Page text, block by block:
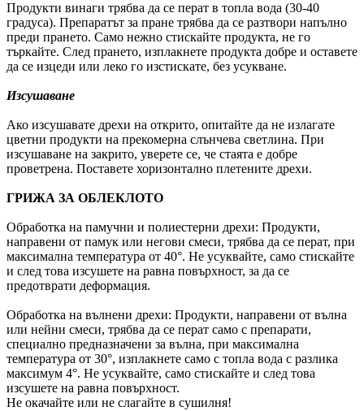
Продукти винаги трябва да се перат в топла вода (30-40
градуса). Препаратът за пране трябва да се разтвори напълно
преди прането. Само нежно стискайте продукта, не го
търкайте. След прането, изплакнете продукта добре и оставете
да се изцеди или леко го изстискате, без усукване.
Изсушаване
Ако изсушавате дрехи на открито, опитайте да не излагате
цветни продукти на прекомерна слънчева светлина. При
изсушаване на закрито, уверете се, че стаята е добре
проветрена. Поставете хоризонтално плетените дрехи.
ГРИЖА ЗА ОБЛЕКЛОТО
Обработка на памучни и полиестерни дрехи: Продукти,
направени от памук или негови смеси, трябва да се перат, при
максимална температура от 40°. Не усуквайте, само стискайте
и след това изсушете на равна повърхност, за да се
предотврати деформация.
Обработка на вълнени дрехи: Продукти, направени от вълна
или нейни смеси, трябва да се перат само с препарати,
специално предназначени за вълна, при максимална
температура от 30°, изплакнете само с топла вода с разлика
максимум 4°. Не усуквайте, само стискайте и след това
изсушете на равна повърхност.
Не окачайте или не слагайте в сушилня!